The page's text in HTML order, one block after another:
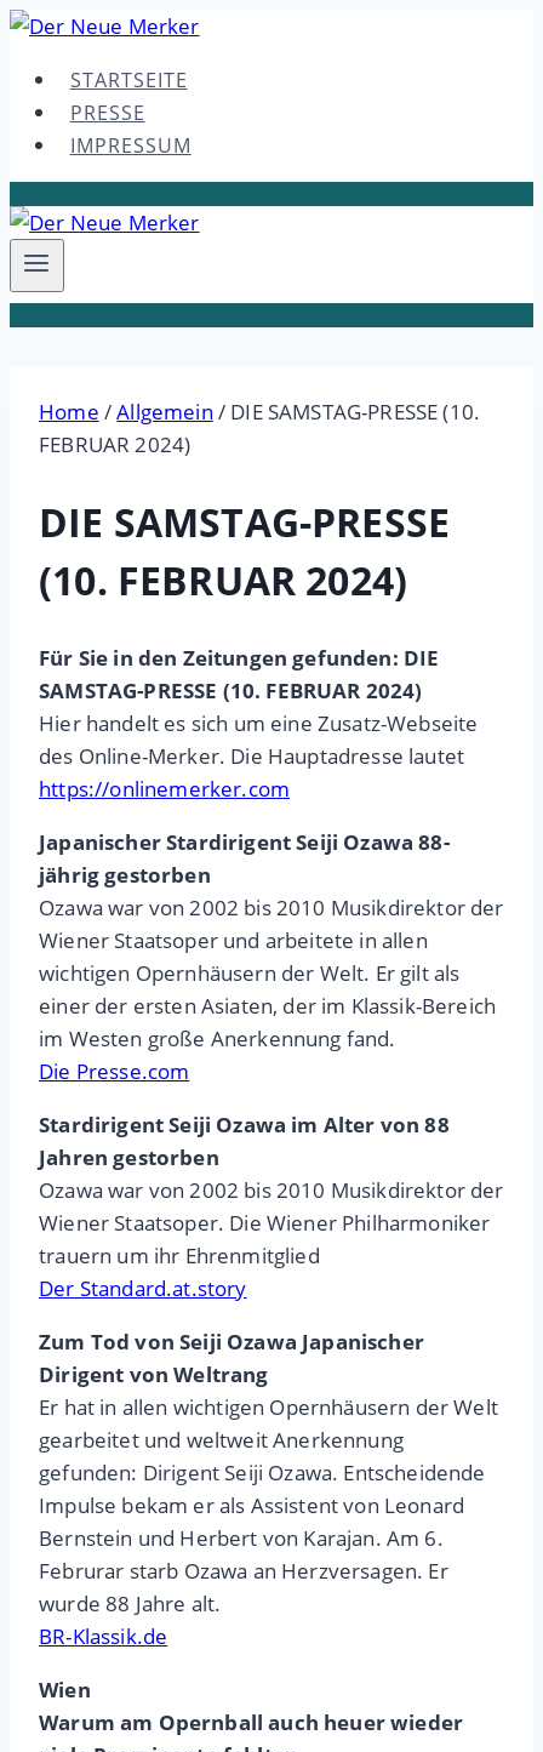
Skip
contentSTARTSEITE
PRESSE
IMPRESSUM
Home /Allgemein / DIE SAMSTAG-PRESSE (10.
FEBRUAR 2024)
DIE SAMSTAG-PRESSE
(10. FEBRUAR 2024)
Für Sie in den Zeitungen gefunden: DIE
SAMSTAG-PRESSE (10. FEBRUAR 2024)
Hier handelt es sich um eine Zusatz-Webseite
des Online-Merker. Die Hauptadresse lautet
https://onlinemerker.com
Japanischer Stardirigent Seiji Ozawa 88-
jährig gestorben
Ozawa war von 2002 bis 2010 Musikdirektor der
Wiener Staatsoper und arbeitete in allen
wichtigen Opernhäusern der Welt. Er gilt als
einer der ersten Asiaten, der im Klassik-Bereich
im Westen große Anerkennung fand.
Die Presse.com
Stardirigent Seiji Ozawa im Alter von 88
Jahren gestorben
Ozawa war von 2002 bis 2010 Musikdirektor der
Wiener Staatsoper. Die Wiener Philharmoniker
trauern um ihr Ehrenmitglied
Der Standard.at.story
Zum Tod von Seiji Ozawa Japanischer
Dirigent von Weltrang
Er hat in allen wichtigen Opernhäusern der Welt
gearbeitet und weltweit Anerkennung
gefunden: Dirigent Seiji Ozawa. Entscheidende
Impulse bekam er als Assistent von Leonard
Bernstein und Herbert von Karajan. Am 6.
Februrar starb Ozawa an Herzversagen. Er
wurde 88 Jahre alt.
BR-Klassik.de
Wien
Warum am Opernball auch heuer wieder